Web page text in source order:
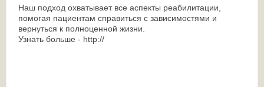
Наш подход охватывает все аспекты реабилитации,
помогая пациентам справиться с зависимостями и
вернуться к полноценной жизни.
Узнать больше - http://